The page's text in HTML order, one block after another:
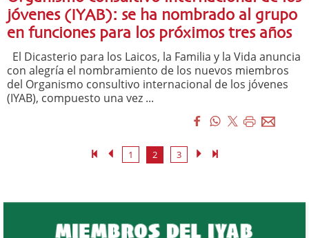
jóvenes (IYAB): se ha nombrado al grupo
en funciones para los próximos tres años
El Dicasterio para los Laicos, la Familia y la Vida anuncia
con alegría el nombramiento de los nuevos miembros
del Organismo consultivo internacional de los jóvenes
(IYAB), compuesto una vez ...
1 2 3